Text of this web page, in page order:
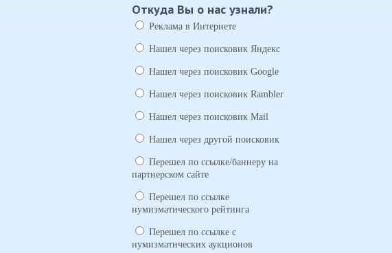
Откуда Вы о нас узнали?
Реклама в Интернете
Нашел через поисковик Яндекс
Нашел через поисковик Google
Нашел через поисковик Rambler
Нашел через поисковик Mail
Нашел через другой поисковик
Перешел по ссылке/баннеру на
партнерском сайте
Перешел по ссылке
нумизматического рейтинга
Перешел по ссылке с
нумизматических аукционов